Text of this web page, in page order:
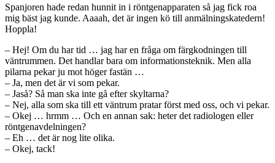
Spanjoren hade redan hunnit in i röntgenapparaten så jag fick roa
mig bäst jag kunde. Aaaah, det är ingen kö till anmälningskatedern!
Hoppla!
– Hej! Om du har tid … jag har en fråga om färgkodningen till
väntrummen. Det handlar bara om informationsteknik. Men alla
pilarna pekar ju mot höger fastän …
– Ja, men det är vi som pekar.
– Jaså? Så man ska inte gå efter skyltarna?
– Nej, alla som ska till ett väntrum pratar först med oss, och vi pekar.
– Okej … hrmm … Och en annan sak: heter det radiologen eller
röntgenavdelningen?
– Eh … det är nog lite olika.
– Okej, tack!